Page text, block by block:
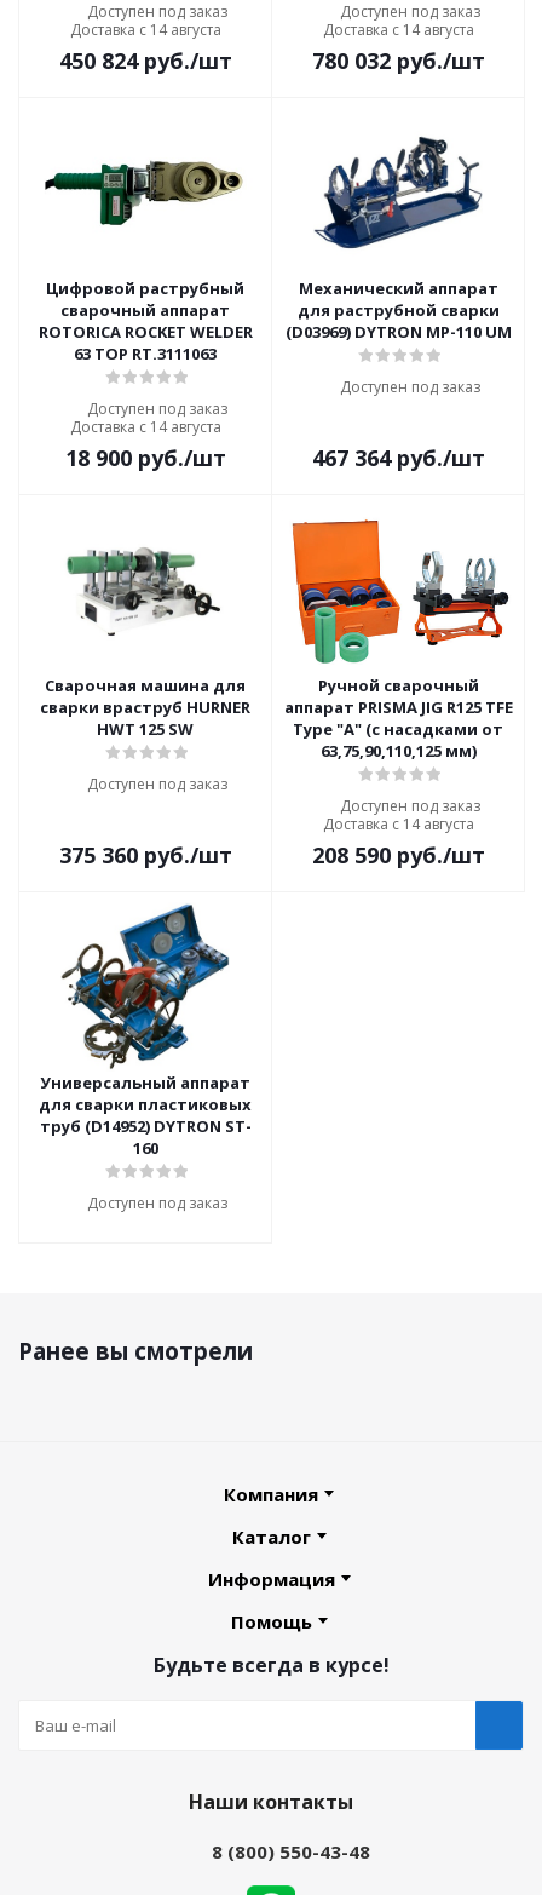
Доступен под заказ
Доставка с 14 августа
450 824руб./шт
Доступен под заказ
Доставка с 14 августа
780 032руб./шт
Цифровой раструбный
сварочный аппарат
ROTORICA ROCKET WELDER
63 TOP RT.3111063
Доступен под заказ
Доставка с 14 августа
18 900руб./шт
Механический аппарат
для раструбной сварки
(D03969) DYTRON MP-110 UM
Доступен под заказ
467 364руб./шт
Сварочная машина для
сварки враструб HURNER
HWT 125 SW
Доступен под заказ
375 360руб./шт
Ручной сварочный
аппарат PRISMA JIG R125 TFE
Type "A" (с насадками от
63,75,90,110,125 мм)
Доступен под заказ
Доставка с 14 августа
208 590руб./шт
Универсальный аппарат
для сварки пластиковых
труб (D14952) DYTRON ST-
160
Доступен под заказ
Ранее вы смотрели
Компания
Каталог
Информация
Помощь
Будьте всегда в курсе!
Наши контакты
8 (800) 550-43-48